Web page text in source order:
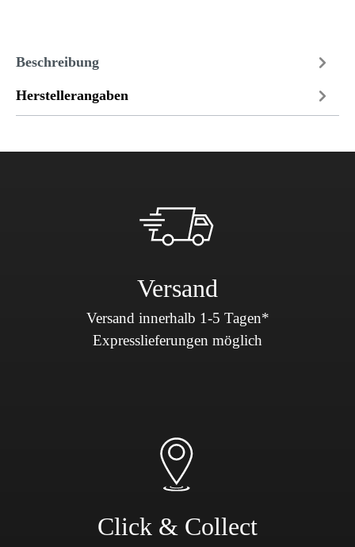
Beschreibung
Herstellerangaben
Versand
Versand innerhalb 1-5 Tagen*
Expresslieferungen möglich
Click & Collect